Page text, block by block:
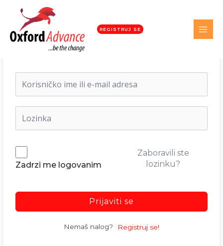
REGISTRUJ SE
Dobrodošli nazad!
Zadrzi me logovanim
Zaboravili ste
lozinku?
Prijaviti se
Nemaš nalog? Registruj se!